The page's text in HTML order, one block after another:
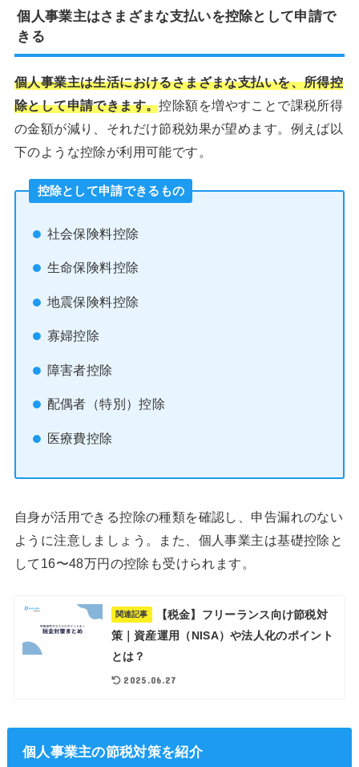
個人事業主はさまざまな支払いを控除として申請で
きる
個人事業主は生活におけるさまざまな支払いを、所得控
除として申請できます。控除額を増やすことで課税所得
の金額が減り、それだけ節税効果が望めます。例えば以
下のような控除が利用可能です。
控除として申請できるもの
社会保険料控除
生命保険料控除
地震保険料控除
寡婦控除
障害者控除
配偶者（特別）控除
医療費控除
自身が活用できる控除の種類を確認し、申告漏れのない
ように注意しましょう。また、個人事業主は基礎控除と
して16〜48万円の控除も受けられます。
関連記事
【税金】フリーランス向け節税対
策｜資産運用（NISA）や法人化のポイント
とは？
2025.06.27
個人事業主の節税対策を紹介